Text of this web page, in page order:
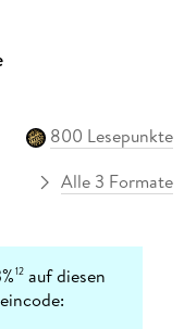
800 Lesepunkte
Alle 3 Formate
12 auf diesen